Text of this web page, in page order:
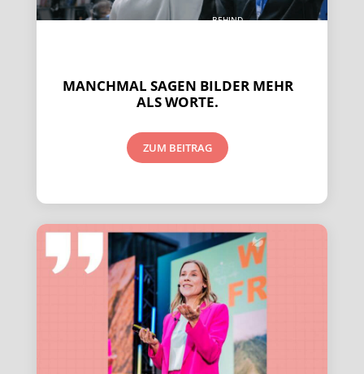
BEHIND
MANCHMAL SAGEN BILDER MEHR
ALS WORTE.
ZUM BEITRAG